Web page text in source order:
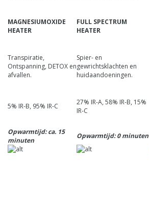
MAGNESIUMOXIDE
HEATER
FULL SPECTRUM
HEATER
Transpiratie,
Ontspanning, DETOX en
afvallen.
Spier- en
gewrichtsklachten en
huidaandoeningen.
5% IR-B, 95% IR-C
27% IR-A, 58% IR-B, 15%
IR-C
Opwarmtijd: ca. 15
minuten
Opwarmtijd: 0 minuten